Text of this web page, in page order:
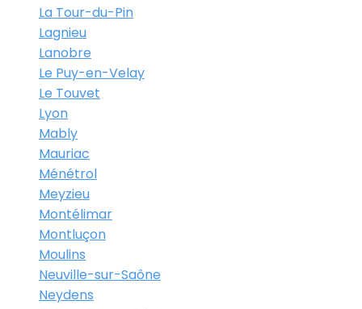
La Tour-du-Pin
Lagnieu
Lanobre
Le Puy-en-Velay
Le Touvet
Lyon
Mably
Mauriac
Ménétrol
Meyzieu
Montélimar
Montluçon
Moulins
Neuville-sur-Saône
Neydens